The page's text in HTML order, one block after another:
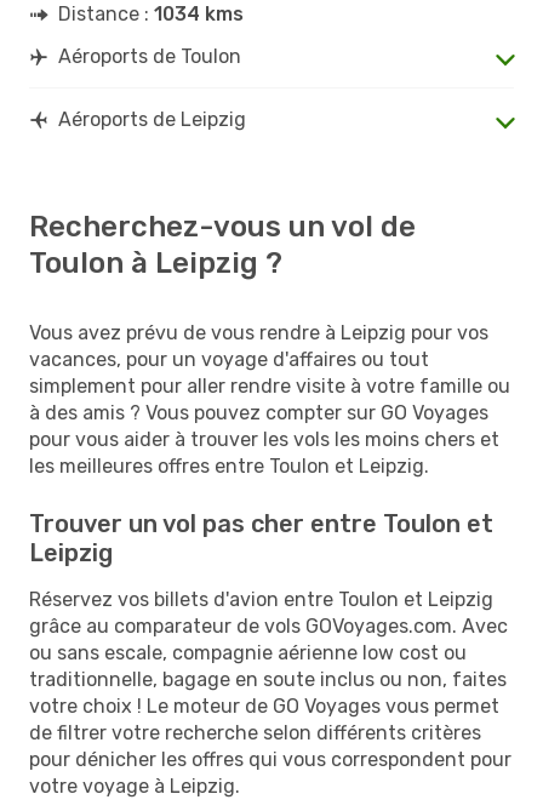
Distance : 1034 kms
Aéroports de Toulon
Aéroports de Leipzig
Recherchez-vous un vol de
Toulon à Leipzig ?
Vous avez prévu de vous rendre à Leipzig pour vos
vacances, pour un voyage d'affaires ou tout
simplement pour aller rendre visite à votre famille ou
à des amis ? Vous pouvez compter sur GO Voyages
pour vous aider à trouver les vols les moins chers et
les meilleures offres entre Toulon et Leipzig.
Trouver un vol pas cher entre Toulon et
Leipzig
Réservez vos billets d'avion entre Toulon et Leipzig
grâce au comparateur de vols GOVoyages.com. Avec
ou sans escale, compagnie aérienne low cost ou
traditionnelle, bagage en soute inclus ou non, faites
votre choix ! Le moteur de GO Voyages vous permet
de filtrer votre recherche selon différents critères
pour dénicher les offres qui vous correspondent pour
votre voyage à Leipzig.